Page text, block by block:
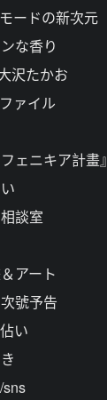
ードの新次元
な香り
沢たかお
ァイル
ェニキア計畫』
談室
アート
號予告
い
sns